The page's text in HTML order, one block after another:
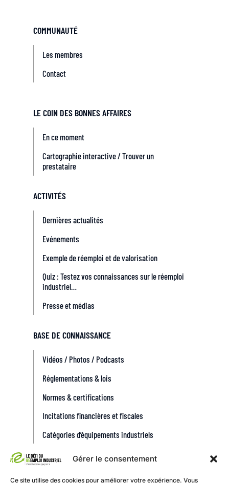
Gérer le consentement
Ce site utilise des cookies pour améliorer votre expérience. Vous
COMMUNAUTÉ
Les membres
Contact
LE COIN DES BONNES AFFAIRES
En ce moment
Cartographie interactive / Trouver un
prestataire
ACTIVITÉS
Dernières actualités
Evénements
Exemple de réemploi et de valorisation
Quiz : Testez vos connaissances sur le réemploi
industriel…
Presse et médias
BASE DE CONNAISSANCE
Vidéos / Photos / Podcasts
Réglementations & lois
Normes & certifications
Incitations financières et fiscales
Catégories d’équipements industriels